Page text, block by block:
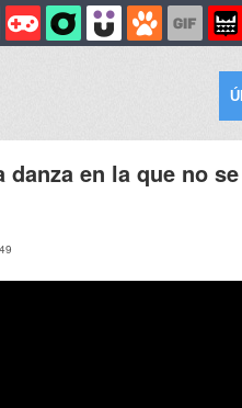
en la que no